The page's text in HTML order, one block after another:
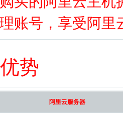
账号，享受阿里
势
阿里云服务器